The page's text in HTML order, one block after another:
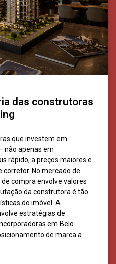
das construtoras
que investem em
não apenas em
rápido, a preços maiores e
No mercado de
compra envolve valores
da construtora é tão
do imóvel. A
estratégias de
em Belo
de marca a